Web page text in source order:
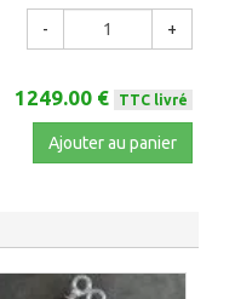
- +
1249.00 € TTC livré
Ajouter au panier